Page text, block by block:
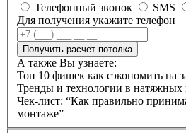
Телефонный звонок
SMS
Для получения укажите телефон
Получить расчет потолка
А также Вы узнаете:
Топ 10 фишек как сэкономить на
Тренды и технологии в натяжных
Чек-лист: “Как правильно
монтаже”